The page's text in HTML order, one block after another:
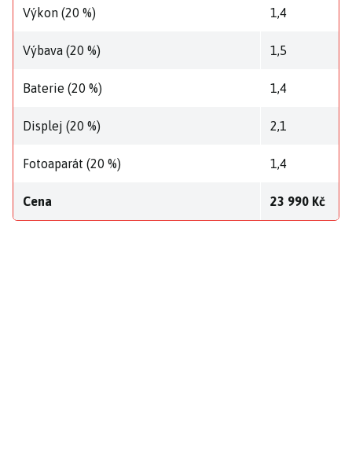
Výkon (20 %) 1,4
Výbava (20 %) 1,5
Baterie (20 %) 1,4
Displej (20 %) 2,1
Fotoaparát (20 %) 1,4
Cena 23 990 Kč